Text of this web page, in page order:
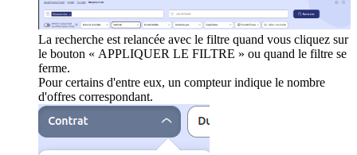
La recherche est relancée avec le filtre quand vous cliquez sur
le bouton « APPLIQUER LE FILTRE » ou quand le filtre se
ferme.
Pour certains d'entre eux, un compteur indique le nombre
d'offres correspondant.